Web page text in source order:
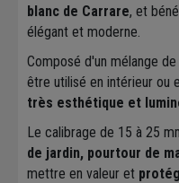
blanc de Carrare, et
élégant et moderne.
Composé d'un mélange
être utilisé en intérieur ou
très esthétique et
Le calibrage de 15 à 25
de jardin, pourtour de
mettre en valeur et